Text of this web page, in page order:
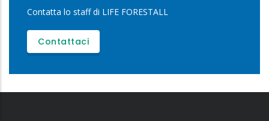
Contatta lo staff di LIFE FORESTALL
Contattaci